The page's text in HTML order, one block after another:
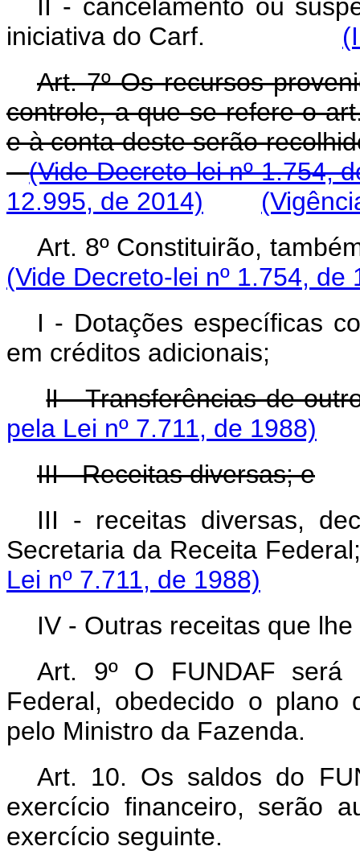
II - cancelamento ou
iniciativa do Carf.
Art. 7º Os recursos
controle, a que se refere o
e à conta deste serão
(Vide Decreto-lei nº 1.754,
12.995, de 2014)
Art. 8º Constituirão,
(Vide Decreto-lei nº 1.754, de
I - Dotações específicas
em créditos adicionais;
lI - Transferências de
pela Lei nº 7.711, de 1988)
III - Receitas diversas; e
III - receitas diversas,
Secretaria da
Lei nº 7.711, de 1988)
IV - Outras receitas que
Art. 9º O FUNDAF será
Federal, obedecido o plano
pelo Ministro da Fazenda.
Art. 10. Os saldos do
exercício financeiro, serão
exercício seguinte.